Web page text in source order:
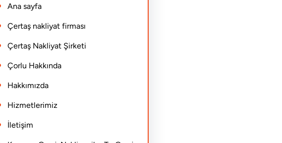
Ana sayfa
Çertaş nakliyat firması
Çertaş Nakliyat Şirketi
Çorlu Hakkında
Hakkımızda
Hizmetlerimiz
İletişim